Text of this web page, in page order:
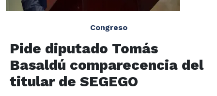
Congreso
Pide diputado Tomás
Basaldú comparecencia del
titular de SEGEGO